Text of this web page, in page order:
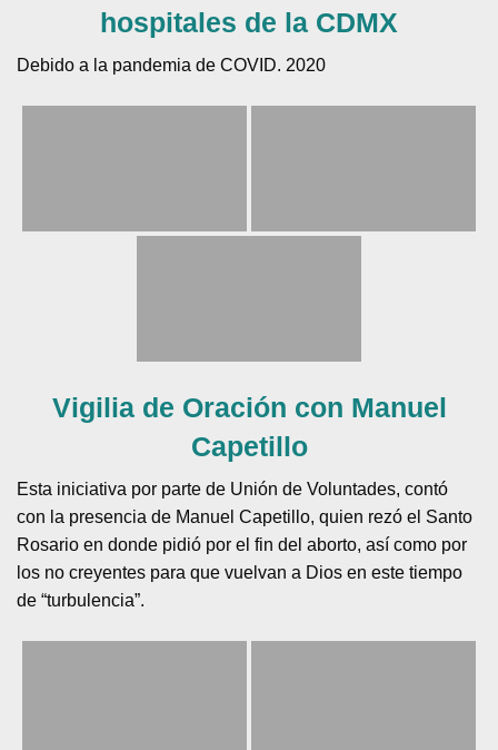
hospitales de la CDMX
Debido a la pandemia de COVID. 2020
Vigilia de Oración con Manuel
Capetillo
Esta iniciativa por parte de Unión de Voluntades, contó
con la presencia de Manuel Capetillo, quien rezó el Santo
Rosario en donde pidió por el fin del aborto, así como por
los no creyentes para que vuelvan a Dios en este tiempo
de “turbulencia”.